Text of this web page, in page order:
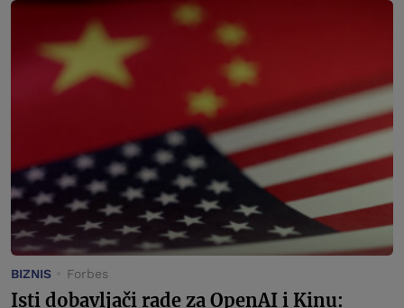
BIZNIS Forbes
Isti dobavljači rade za OpenAI i Kinu: